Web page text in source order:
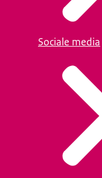
Sociale media